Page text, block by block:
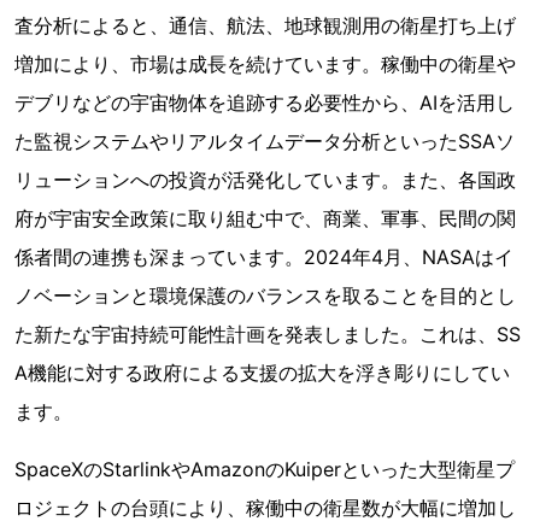
査分析によると、通信、航法、地球観測用の衛星打ち上げ
増加により、市場は成長を続けています。稼働中の衛星や
デブリなどの宇宙物体を追跡する必要性から、AIを活用し
た監視システムやリアルタイムデータ分析といったSSAソ
リューションへの投資が活発化しています。また、各国政
府が宇宙安全政策に取り組む中で、商業、軍事、民間の関
係者間の連携も深まっています。2024年4月、NASAはイ
ノベーションと環境保護のバランスを取ることを目的とし
た新たな宇宙持続可能性計画を発表しました。これは、SS
A機能に対する政府による支援の拡大を浮き彫りにしてい
ます。
SpaceXのStarlinkやAmazonのKuiperといった大型衛星プ
ロジェクトの台頭により、稼働中の衛星数が大幅に増加し